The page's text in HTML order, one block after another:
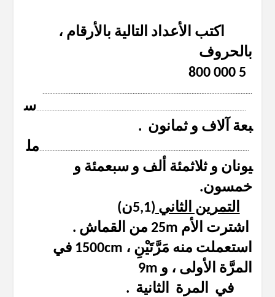
اكتب الأعداد التالية بالأرقام ،
بالحروف
………………………………………………………………………………………………………………..
………………………………………………………………………………………………………………..س
بعة آلاف و ثمانون .
………………………………………………………………………………………………………………..مل
يونان و ثلاثمئة ألف و سبعمئة و
خمسون.
التمرين الثاني (5,1ن)
اشترت الأم 25m من القماش .
استعملت منه مَرَّتَيْنِ ، 1500cm في
المرَّة الأولى ، و 9m
في المرة الثانية .